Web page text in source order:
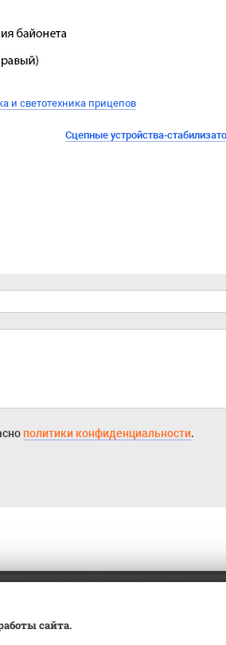
и светотехника прицепов
Сцепные устройства-
политики конфиденциальности.
сайта.